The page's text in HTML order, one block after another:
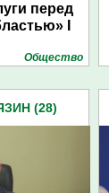
перед
I
Общество
(28)